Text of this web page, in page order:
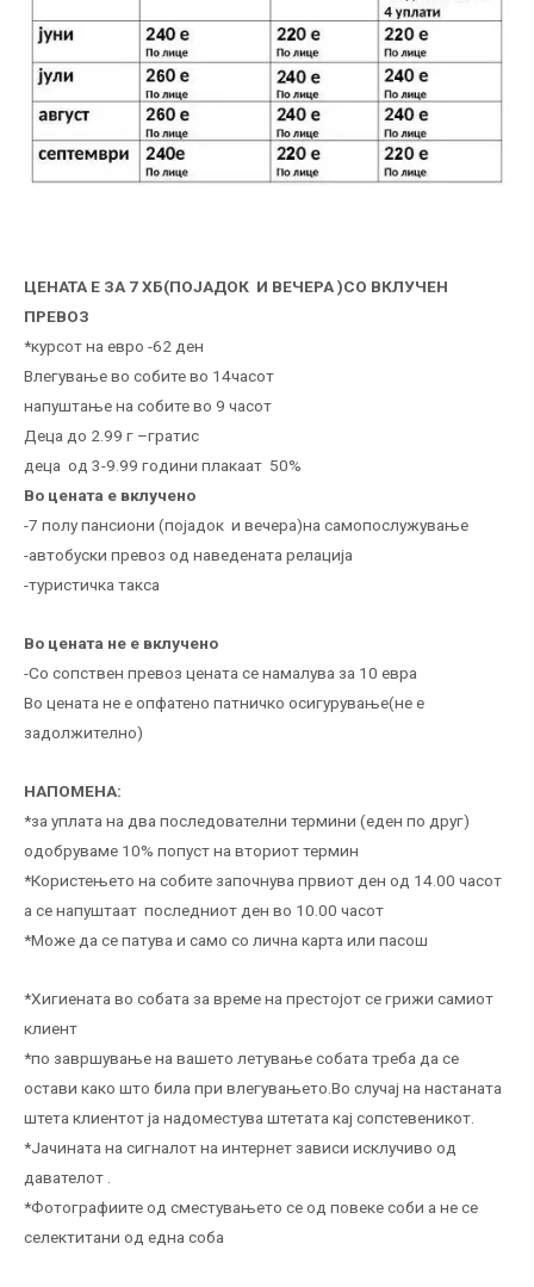
ЦЕНАТА Е ЗА 7 ХБ(ПОЈАДОК И ВЕЧЕРА )СО ВКЛУЧЕН
ПРЕВОЗ
*курсот на евро -62 ден
Влегување во собите во 14часот
напуштање на собите во 9 часот
Деца до 2.99 г –гратис
деца од 3-9.99 години плакаат 50%
Во цената е вклучено
-7 полу пансиони (појадок и вечера)на самопослужување
-автобуски превоз од наведената релација
-туристичка такса
Во цената не е вклучено
-Со сопствен превоз цената се намалува за 10 евра
Во цената не е опфатено патничко осигурување(не е
задолжително)
НАПОМЕНА:
*за уплата на два последователни термини (еден по друг)
одобруваме 10% попуст на вториот термин
*Користењето на собите започнува првиот ден од 14.00 часот
а се напуштаат последниот ден во 10.00 часот
*Може да се патува и само со лична карта или пасош
*Хигиената во собата за време на престојот се грижи самиот
клиент
*по завршување на вашето летување собата треба да се
остави како што била при влегувањето.Во случај на настаната
штета клиентот ја надоместува штетата кај сопстевеникот.
*Јачината на сигналот на интернет зависи исклучиво од
давателот .
*Фотографиите од сместувањето се од повеке соби а не се
селектитани од една соба